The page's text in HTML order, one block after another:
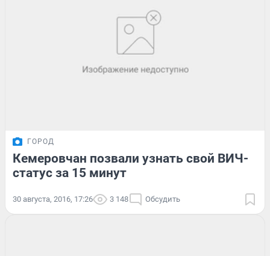
ГОРОД
Кемеровчан позвали узнать свой ВИЧ-
статус за 15 минут
30 августа, 2016, 17:26 3 148 Обсудить